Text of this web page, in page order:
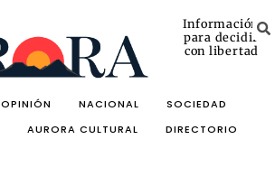
Información
para decidir
con libertad
OPINIÓN NACIONAL
SOCIEDAD
AURORA CULTURAL DIRECTORIO